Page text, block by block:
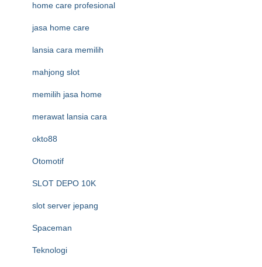
home care profesional
jasa home care
lansia cara memilih
mahjong slot
memilih jasa home
merawat lansia cara
okto88
Otomotif
SLOT DEPO 10K
slot server jepang
Spaceman
Teknologi